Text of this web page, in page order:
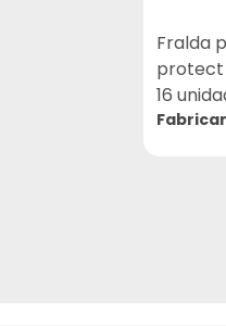
Fralda
protect
16